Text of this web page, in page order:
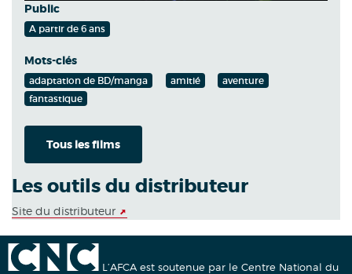
Public
A partir de 6 ans
Mots-clés
adaptation de BD/manga amitié
aventure
fantastique
Tous les films
Les outils du distributeur
Site du distributeur
L’AFCA est soutenue par le Centre National du